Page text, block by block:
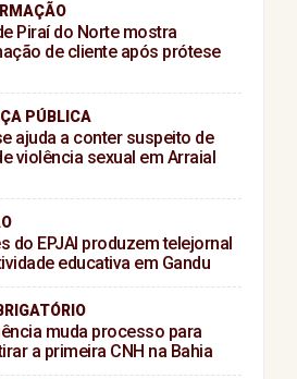
Piraí do Norte mostra
de cliente após prótese
PÚBLICA
ajuda a conter suspeito de
violência sexual em Arraial
do EPJAI produzem telejornal
educativa em Gandu
muda processo para
a primeira CNH na Bahia